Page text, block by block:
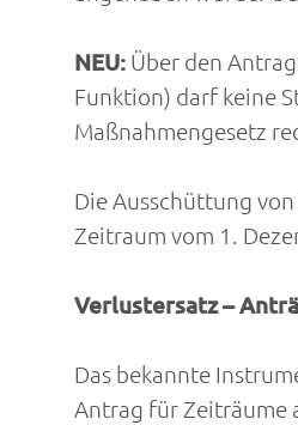
NEU:Über den
Funktion) darf keine
Maßnahmengesetz
Die Ausschüttung
Zeitraum vom 1.
Verlustersatz –
Das bekannte
Antrag für Zeiträume